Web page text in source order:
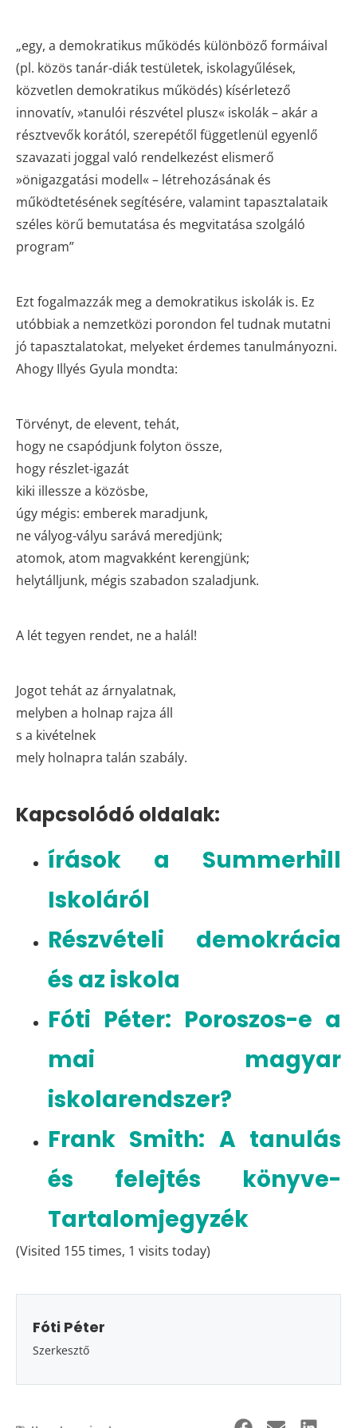
„egy, a demokratikus működés különböző formáival
(pl. közös tanár-diák testületek, iskolagyűlések,
közvetlen demokratikus működés) kísérletező
innovatív, »tanulói részvétel plusz« iskolák – akár a
résztvevők korától, szerepétől függetlenül egyenlő
szavazati joggal való rendelkezést elismerő
»önigazgatási modell« – létrehozásának és
működtetésének segítésére, valamint tapasztalataik
széles körű bemutatása és megvitatása szolgáló
program”
Ezt fogalmazzák meg a demokratikus iskolák is. Ez
utóbbiak a nemzetközi porondon fel tudnak mutatni
jó tapasztalatokat, melyeket érdemes tanulmányozni.
Ahogy Illyés Gyula mondta:
Törvényt, de elevent, tehát,
hogy ne csapódjunk folyton össze,
hogy részlet-igazát
kiki illessze a közösbe,
úgy mégis: emberek maradjunk,
ne vályog-vályu sarává meredjünk;
atomok, atom magvakként kerengjünk;
helytálljunk, mégis szabadon szaladjunk.
A lét tegyen rendet, ne a halál!
Jogot tehát az árnyalatnak,
melyben a holnap rajza áll
s a kivételnek
mely holnapra talán szabály.
Kapcsolódó oldalak:
írások a Summerhill
Iskoláról
Részvételi demokrácia
és az iskola
Fóti Péter: Poroszos-e a
mai magyar
iskolarendszer?
Frank Smith: A tanulás
és felejtés könyve-
Tartalomjegyzék
(Visited 155 times, 1 visits today)
Fóti Péter
Szerkesztő